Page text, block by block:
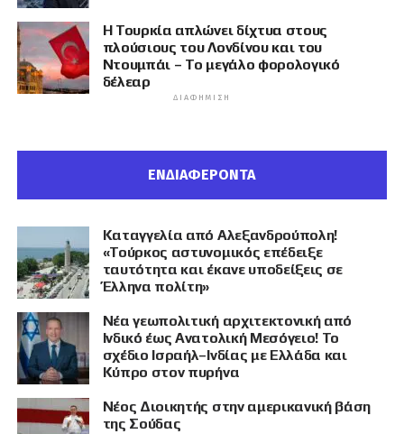
Η Τουρκία απλώνει δίχτυα στους
πλούσιους του Λονδίνου και του
Ντουμπάι – Το μεγάλο φορολογικό
δέλεαρ
ΔΙΑΦΉΜΙΣΗ
ΕΝΔΙΑΦΕΡΟΝΤΑ
Καταγγελία από Αλεξανδρούπολη!
«Τούρκος αστυνομικός επέδειξε
ταυτότητα και έκανε υποδείξεις σε
Έλληνα πολίτη»
Νέα γεωπολιτική αρχιτεκτονική από
Ινδικό έως Ανατολική Μεσόγειο! Το
σχέδιο Ισραήλ–Ινδίας με Ελλάδα και
Κύπρο στον πυρήνα
Νέος Διοικητής στην αμερικανική βάση
της Σούδας